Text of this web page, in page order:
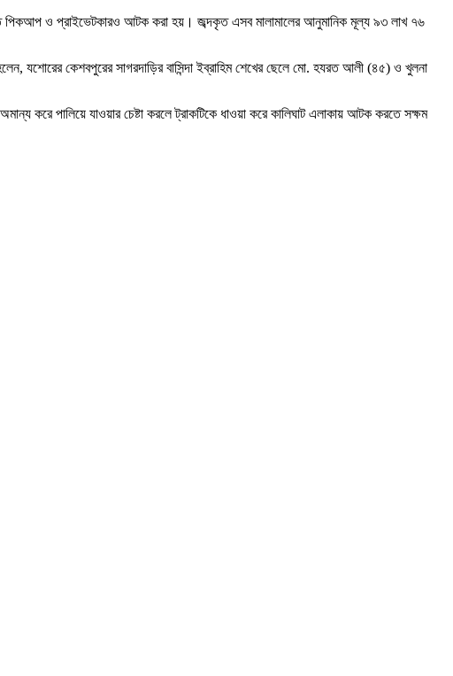
পিকআপ ও প্রাইভেটকারও আটক করা হয়। জব্দকৃত এসব মালামালের আনুমানিক মূল্য ৯৩ লাখ ৭৬
যশোরের কেশবপুরের সাগরদাড়ির বাসিন্দা ইব্রাহিম শেখের ছেলে মো. হযরত আলী (৪৫) ও খুলনা
করে পালিয়ে যাওয়ার চেষ্টা করলে ট্রাকটিকে ধাওয়া করে কালিঘাট এলাকায় আটক করতে সক্ষম